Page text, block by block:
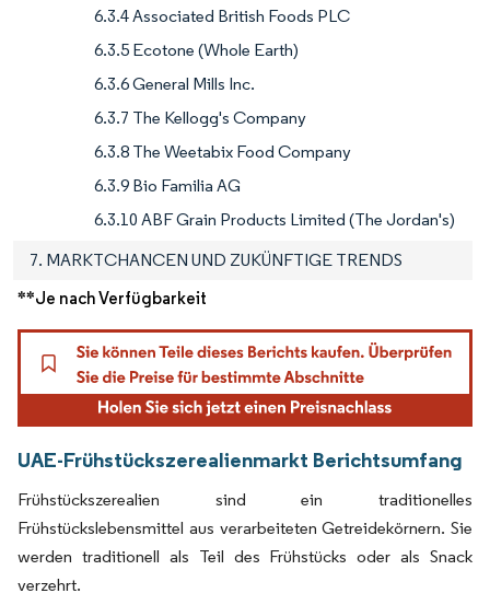
6.3.4 Associated British Foods PLC
6.3.5 Ecotone (Whole Earth)
6.3.6 General Mills Inc.
6.3.7 The Kellogg's Company
6.3.8 The Weetabix Food Company
6.3.9 Bio Familia AG
6.3.10 ABF Grain Products Limited (The Jordan's)
7. MARKTCHANCEN UND ZUKÜNFTIGE TRENDS
**Je nach Verfügbarkeit
UAE-Frühstückszerealienmarkt Berichtsumfang
Frühstückszerealien sind ein traditionelles
Frühstückslebensmittel aus verarbeiteten Getreidekörnern. Sie
werden traditionell als Teil des Frühstücks oder als Snack
verzehrt.